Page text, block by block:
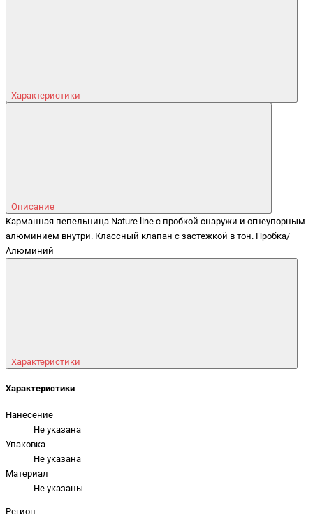
Характеристики
Описание
Карманная пепельница Nature line с пробкой снаружи и огнеупорным
алюминием внутри. Классный клапан с застежкой в тон. Пробка/
Алюминий
Характеристики
Характеристики
Нанесение
Не указана
Упаковка
Не указана
Материал
Не указаны
Регион